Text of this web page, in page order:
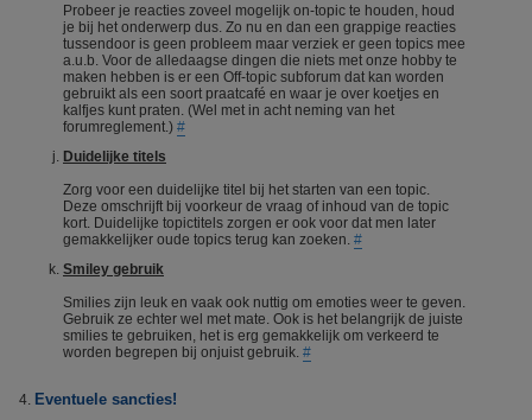
Probeer je reacties zoveel mogelijk on-topic te houden, houd
je bij het onderwerp dus. Zo nu en dan een grappige reacties
tussendoor is geen probleem maar verziek er geen topics mee
a.u.b. Voor de alledaagse dingen die niets met onze hobby te
maken hebben is er een Off-topic subforum dat kan worden
gebruikt als een soort praatcafé en waar je over koetjes en
kalfjes kunt praten. (Wel met in acht neming van het
forumreglement.) #
Duidelijke titels
Zorg voor een duidelijke titel bij het starten van een topic.
Deze omschrijft bij voorkeur de vraag of inhoud van de topic
kort. Duidelijke topictitels zorgen er ook voor dat men later
gemakkelijker oude topics terug kan zoeken. #
Smiley gebruik
Smilies zijn leuk en vaak ook nuttig om emoties weer te geven.
Gebruik ze echter wel met mate. Ook is het belangrijk de juiste
smilies te gebruiken, het is erg gemakkelijk om verkeerd te
worden begrepen bij onjuist gebruik. #
Eventuele sancties!